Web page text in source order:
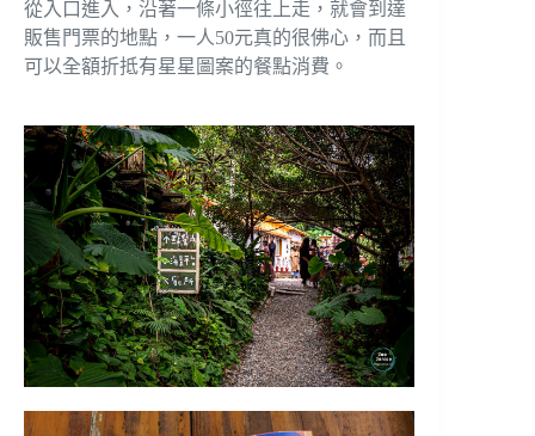
從入口進入，沿著一條小徑往上走，就會到達
販售門票的地點，一人50元真的很佛心，而且
可以全額折抵有星星圖案的餐點消費。